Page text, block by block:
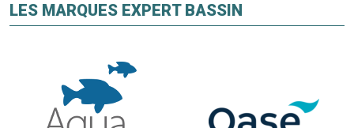
LES MARQUES EXPERT BASSIN